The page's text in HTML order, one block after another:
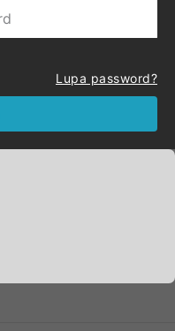
Lupa password?